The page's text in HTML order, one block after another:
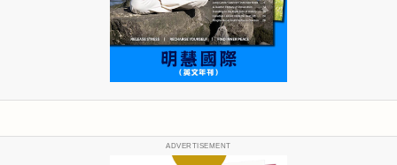
ADVERTISEMENT